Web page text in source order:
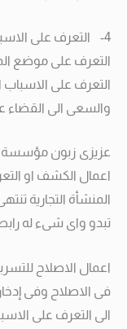
4- التعرف على
التعرف على موضع
التعرف على الاسباب
والسعى الى القضاء
عزيزى زبون مؤسسة
اعمال الكشف او
المنشأة التجارية
تبدو واى شىء له
اعمال الاصلاح
فى الاصلاح وفى
الى التعرف على